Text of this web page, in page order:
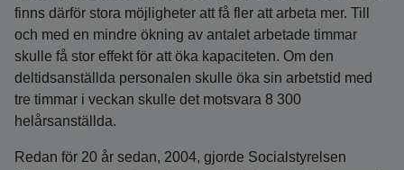
finns därför stora möjligheter att få fler att arbeta mer. Till
och med en mindre ökning av antalet arbetade timmar
skulle få stor effekt för att öka kapaciteten. Om den
deltidsanställda personalen skulle öka sin arbetstid med
tre timmar i veckan skulle det motsvara 8 300
helårsanställda.
Redan för 20 år sedan, 2004, gjorde Socialstyrelsen